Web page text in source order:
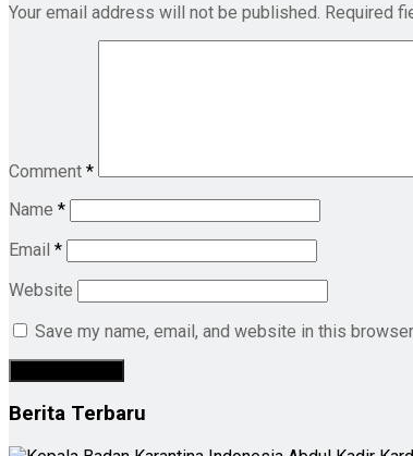
Your email address will not be published. Required
Comment *
Name *
Email *
Website
Save my name, email, and website in this
Berita Terbaru